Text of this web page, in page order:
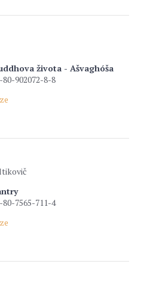
života - Ašvaghóša
902072-8-8
7565-711-4